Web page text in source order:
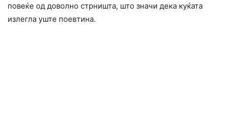
повеќе од доволно стрништа, што значи дека куќата
излегла уште поевтина.